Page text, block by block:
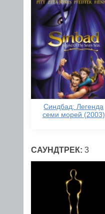
Синдбад: Легенда
семи морей (2003)
САУНДТРЕК: 3